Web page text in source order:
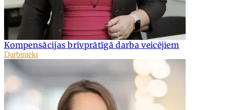
Kompensācijas brīvprātīgā darba veicējiem
Darbinieki